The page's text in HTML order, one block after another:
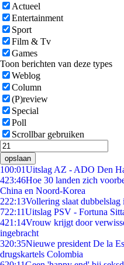
Actueel
Entertainment
Sport
Film & Tv
Games
Toon berichten van deze types
Weblog
Column
(P)review
Special
Poll
Scrollbar gebruiken
opslaan
100:01Uitslag AZ - ADO Den
423:46Hoe 30 landen zich
China en Noord-Korea
222:13Vollering slaat
722:11Uitslag PSV - Fortuna
421:14Vrouw krijgt door
ingebracht
320:35Nieuwe president De la
drugskartels Colombia